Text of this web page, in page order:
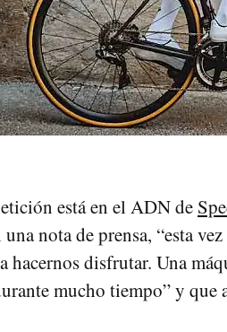
está en el ADN de
una nota de prensa, “esta
hacernos disfrutar. Una
mucho tiempo” y